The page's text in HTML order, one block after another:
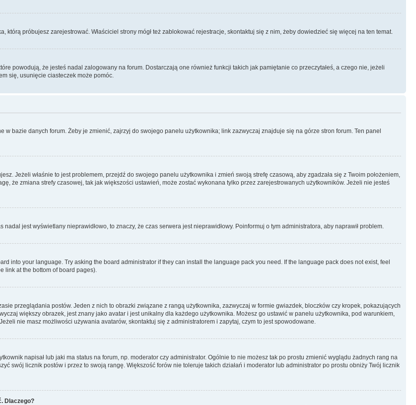
którą próbujesz zarejestrować. Właściciel strony mógł też zablokować rejestracje, skontaktuj się z nim, żeby dowiedzieć się więcej na ten temat.
powodują, że jesteś nadal zalogowany na forum. Dostarczają one również funkcji takich jak pamiętanie co przeczytałeś, a czego nie, jeżeli
się, usunięcie ciasteczek może pomóc.
bazie danych forum. Żeby je zmienić, zajrzyj do swojego panelu użytkownika; link zazwyczaj znajduje się na górze stron forum. Ten panel
Jeżeli właśnie to jest problemem, przejdź do swojego panelu użytkownika i zmień swoją strefę czasową, aby zgadzała się z Twoim położeniem,
że zmiana strefy czasowej, tak jak większości ustawień, może zostać wykonana tylko przez zarejestrowanych użytkowników. Jeżeli nie jesteś
jest wyświetlany nieprawidłowo, to znaczy, że czas serwera jest nieprawidłowy. Poinformuj o tym administratora, aby naprawił problem.
into your language. Try asking the board administrator if they can install the language pack you need. If the language pack does not exist, feel
link at the bottom of board pages).
przeglądania postów. Jeden z nich to obrazki związane z rangą użytkownika, zazwyczaj w formie gwiazdek, bloczków czy kropek, pokazujących
większy obrazek, jest znany jako avatar i jest unikalny dla każdego użytkownika. Możesz go ustawić w panelu użytkownika, pod warunkiem,
nie masz możliwości używania avatarów, skontaktuj się z administratorem i zapytaj, czym to jest spowodowane.
napisał lub jaki ma status na forum, np. moderator czy administrator. Ogólnie to nie możesz tak po prostu zmienić wyglądu żadnych rang na
swój licznik postów i przez to swoją rangę. Większość forów nie toleruje takich działań i moderator lub administrator po prostu obniży Twój licznik
Dlaczego?